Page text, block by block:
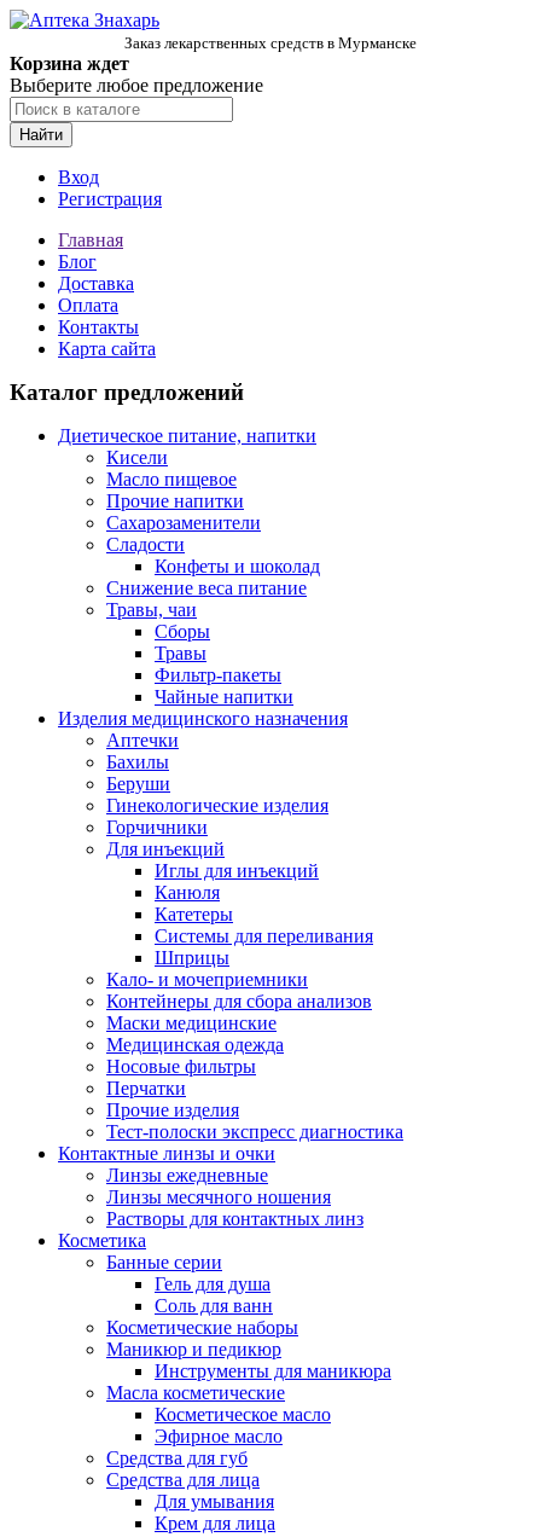
Заказ лекарственных средств в Мурманске
Корзина ждет
Выберите любое предложение
Найти
Вход
Регистрация
Главная
Блог
Доставка
Оплата
Контакты
Карта сайта
Каталог предложений
Диетическое питание, напитки
Кисели
Масло пищевое
Прочие напитки
Сахарозаменители
Сладости
Конфеты и шоколад
Снижение веса питание
Травы, чаи
Сборы
Травы
Фильтр-пакеты
Чайные напитки
Изделия медицинского назначения
Аптечки
Бахилы
Беруши
Гинекологические изделия
Горчичники
Для инъекций
Иглы для инъекций
Канюля
Катетеры
Системы для переливания
Шприцы
Кало- и мочеприемники
Контейнеры для сбора анализов
Маски медицинские
Медицинская одежда
Носовые фильтры
Перчатки
Прочие изделия
Тест-полоски экспресс диагностика
Контактные линзы и очки
Линзы ежедневные
Линзы месячного ношения
Растворы для контактных линз
Косметика
Банные серии
Гель для душа
Соль для ванн
Косметические наборы
Маникюр и педикюр
Инструменты для маникюра
Масла косметические
Косметическое масло
Эфирное масло
Средства для губ
Средства для лица
Для умывания
Крем для лица